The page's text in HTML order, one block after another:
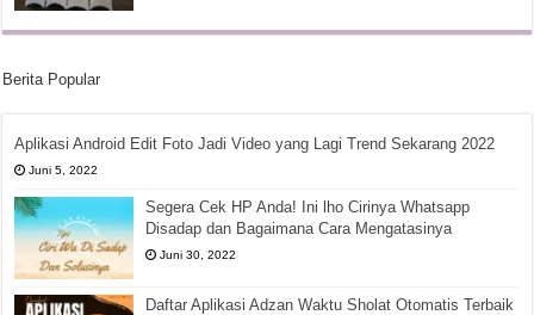
Berita Popular
Aplikasi Android Edit Foto Jadi Video yang Lagi Trend Sekarang 2022
Juni 5, 2022
Segera Cek HP Anda! Ini lho Cirinya Whatsapp
Disadap dan Bagaimana Cara Mengatasinya
Juni 30, 2022
Daftar Aplikasi Adzan Waktu Sholat Otomatis Terbaik